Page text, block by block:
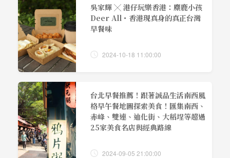
吳家輝 ╳ 港仔玩樂香港：麋鹿小孩
Deer All・香港現真身的真正台灣
早餐味
2024-10-18 11:00:00
台北早餐推薦！跟著誠品生活南西風
格早午餐地圖探索美食！匯集南西、
赤峰、雙連、迪化街、大稻埕等超過
25家美食名店與經典路線
2024-09-05 21:00:00